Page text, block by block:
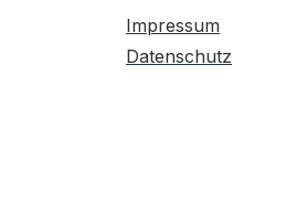
Impressum
Datenschutz